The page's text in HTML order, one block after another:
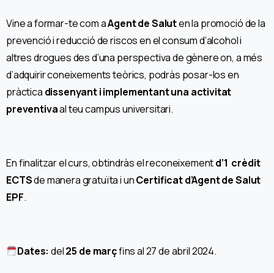
Vine a formar-te com aAgent de Saluten la promoció de la
prevenció i reducció de riscos en el consum d’alcohol i
altres drogues des d’una perspectiva de gènere on, a més
d’adquirir coneixements teòrics, podràs posar-los en
pràctica dissenyant i implementant una activitat
preventivaal teu campus universitari.
En finalitzar el curs, obtindràs el reconeixementd’1 crèdit
ECTSde manera gratuïta i unCertificat d’Agent de Salut
EPF.
Dates: del25 de marçfins al 27 de abril 2024.